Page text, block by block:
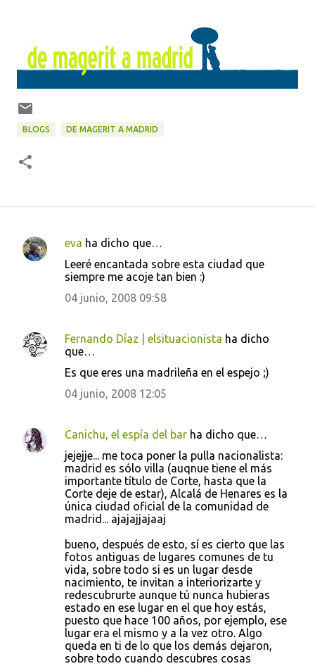
BLOGS DE MAGERIT A MADRID
C
n
t
o
s
eva ha dicho que…
Leeré encantada sobre esta ciudad que
siempre me acoje tan bien :)
04 junio, 2008 09:58
Fernando Díaz | elsituacionista ha dicho
que…
Es que eres una madrileña en el espejo ;)
04 junio, 2008 12:05
Canichu, el espía del bar ha dicho que…
jejejje... me toca poner la pulla nacionalista:
madrid es sólo villa (auqnue tiene el más
importante título de Corte, hasta que la
Corte deje de estar), Alcalá de Henares es la
única ciudad oficial de la comunidad de
madrid... ajajajjajaaj
bueno, después de esto, sí es cierto que las
fotos antiguas de lugares comunes de tu
vida, sobre todo si es un lugar desde
nacimiento, te invitan a interiorizarte y
redescubrurte aunque tú nunca hubieras
estado en ese lugar en el que hoy estás,
puesto que hace 100 años, por ejemplo, ese
lugar era el mismo y a la vez otro. Algo
queda en ti de lo que los demás dejaron,
sobre todo cuando descubres cosas